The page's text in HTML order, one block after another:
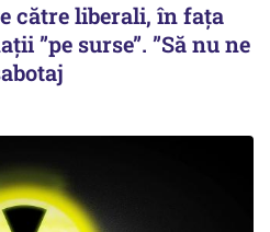
către liberali, în fața
”pe surse”. ”Să nu ne